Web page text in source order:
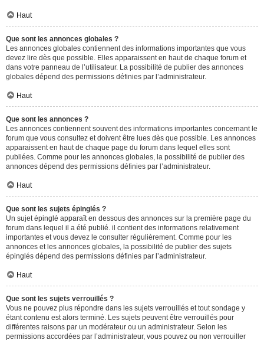
Haut
Que sont les annonces globales ?
Les annonces globales contiennent des informations importantes que vous
devez lire dès que possible. Elles apparaissent en haut de chaque forum et
dans votre panneau de l’utilisateur. La possibilité de publier des annonces
globales dépend des permissions définies par l’administrateur.
Haut
Que sont les annonces ?
Les annonces contiennent souvent des informations importantes concernant le
forum que vous consultez et doivent être lues dès que possible. Les annonces
apparaissent en haut de chaque page du forum dans lequel elles sont
publiées. Comme pour les annonces globales, la possibilité de publier des
annonces dépend des permissions définies par l’administrateur.
Haut
Que sont les sujets épinglés ?
Un sujet épinglé apparaît en dessous des annonces sur la première page du
forum dans lequel il a été publié. il contient des informations relativement
importantes et vous devez le consulter régulièrement. Comme pour les
annonces et les annonces globales, la possibilité de publier des sujets
épinglés dépend des permissions définies par l’administrateur.
Haut
Que sont les sujets verrouillés ?
Vous ne pouvez plus répondre dans les sujets verrouillés et tout sondage y
étant contenu est alors terminé. Les sujets peuvent être verrouillés pour
différentes raisons par un modérateur ou un administrateur. Selon les
permissions accordées par l’administrateur, vous pouvez ou non verrouiller